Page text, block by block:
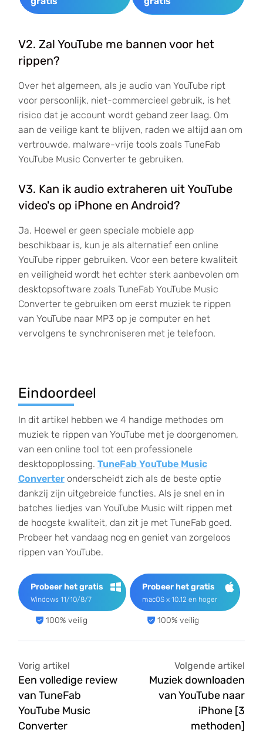
V2. Zal YouTube me bannen voor het
rippen?
Over het algemeen, als je audio van YouTube ript
voor persoonlijk, niet-commercieel gebruik, is het
risico dat je account wordt geband zeer laag. Om
aan de veilige kant te blijven, raden we altijd aan om
vertrouwde, malware-vrije tools zoals TuneFab
YouTube Music Converter te gebruiken.
V3. Kan ik audio extraheren uit YouTube
video's op iPhone en Android?
Ja. Hoewel er geen speciale mobiele app
beschikbaar is, kun je als alternatief een online
YouTube ripper gebruiken. Voor een betere kwaliteit
en veiligheid wordt het echter sterk aanbevolen om
desktopsoftware zoals TuneFab YouTube Music
Converter te gebruiken om eerst muziek te rippen
van YouTube naar MP3 op je computer en het
vervolgens te synchroniseren met je telefoon.
Eindoordeel
In dit artikel hebben we 4 handige methodes om
muziek te rippen van YouTube met je doorgenomen,
van een online tool tot een professionele
desktopoplossing. TuneFab YouTube Music
Converteronderscheidt zich als de beste optie
dankzij zijn uitgebreide functies. Als je snel en in
batches liedjes van YouTube Music wilt rippen met
de hoogste kwaliteit, dan zit je met TuneFab goed.
Probeer het vandaag nog en geniet van zorgeloos
rippen van YouTube.
Probeer het gratis
Windows 11/10/8/7
100% veilig
Probeer het gratis
macOS x 10.12 en hoger
100% veilig
Vorig artikel
Een volledige review
van TuneFab
YouTube Music
Converter
Volgende artikel
Muziek downloaden
van YouTube naar
iPhone [3
methoden]